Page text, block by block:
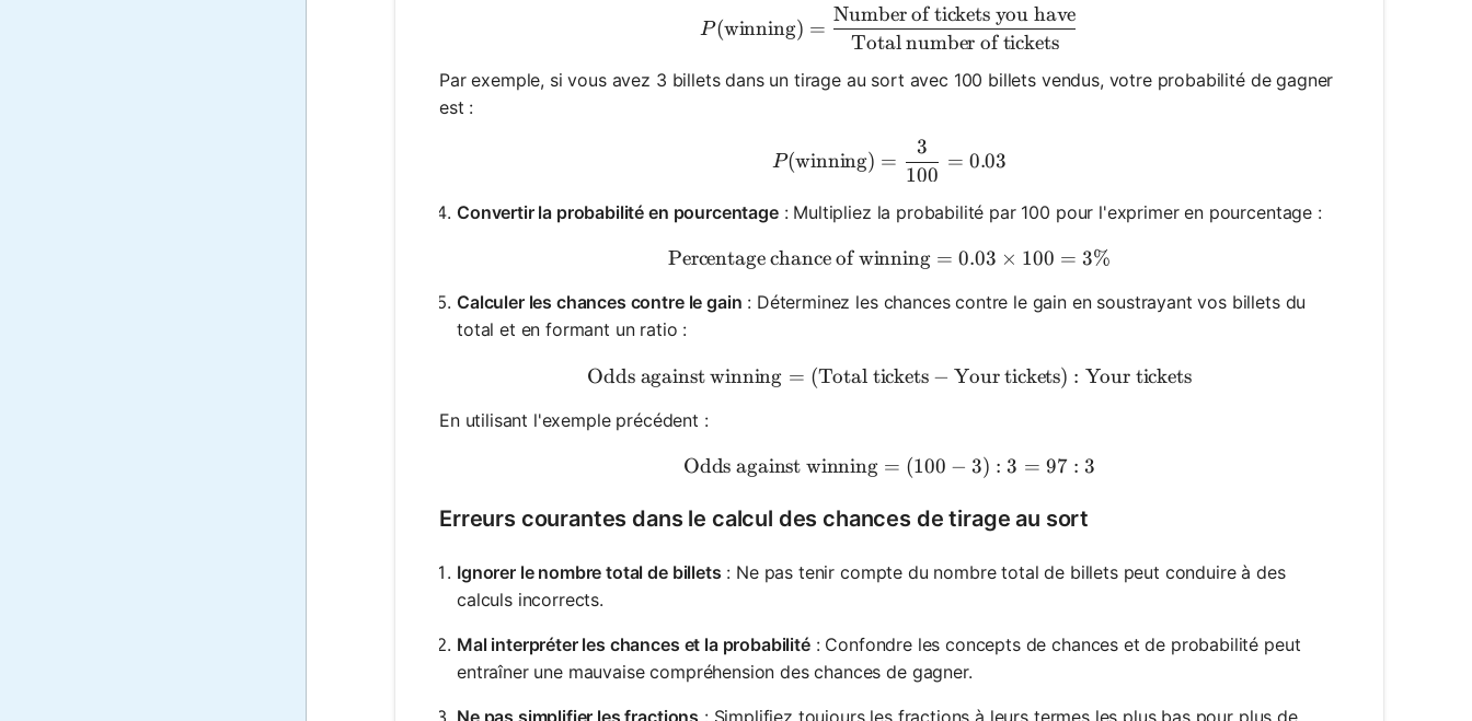
P(\text{winning}) = \frac{\text{Number of tickets you
P(winning) =
Total number of tickets
Number of tickets you have
Par exemple, si vous avez 3 billets dans un tirage au sort avec 100 billets vendus, votre probabilité de gagner
est :
P(\text{winning}) = \frac{3}{100} = 0.03
P(winning) =
100
3
= 0.03
Convertir la probabilité en pourcentage: Multipliez la probabilité par 100 pour l'exprimer en pourcentage :
\text{Percentage chance of winning} = 0.03 \times 100 = 3\%
Percentage chance of winning = 0.03 × 100 = 3%
Calculer les chances contre le gain : Déterminez les chances contre le gain en soustrayant vos billets du
total et en formant un ratio :
\text{Odds against winning} = (\text{Total tickets} -
Odds against winning = (Total tickets − Your tickets) : Your tickets
En utilisant l'exemple précédent :
\text{Odds against winning} = (100 - 3) : 3 = 97 : 3
Odds against winning = (100 − 3) : 3 = 97 : 3
Erreurs courantes dans le calcul des chances de tirage au sort
Ignorer le nombre total de billets : Ne pas tenir compte du nombre total de billets peut conduire à des
calculs incorrects.
Mal interpréter les chances et la probabilité: Confondre les concepts de chances et de probabilité peut
entraîner une mauvaise compréhension des chances de gagner.
Ne pas simplifier les fractions : Simplifiez toujours les fractions à leurs termes les plus bas pour plus de